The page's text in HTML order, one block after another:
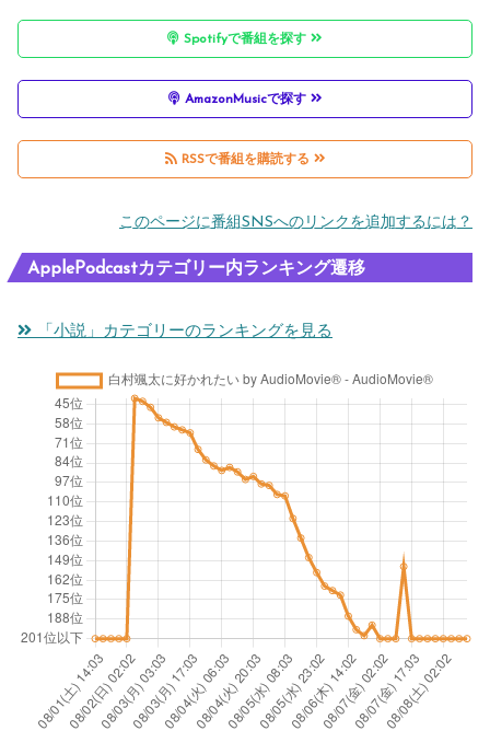
Spotifyで番組を探す
AmazonMusicで探す
RSSで番組を購読する
このページに番組SNSへのリンクを追加するには？
ApplePodcastカテゴリー内ランキング遷移
「小説」カテゴリーのランキングを見る